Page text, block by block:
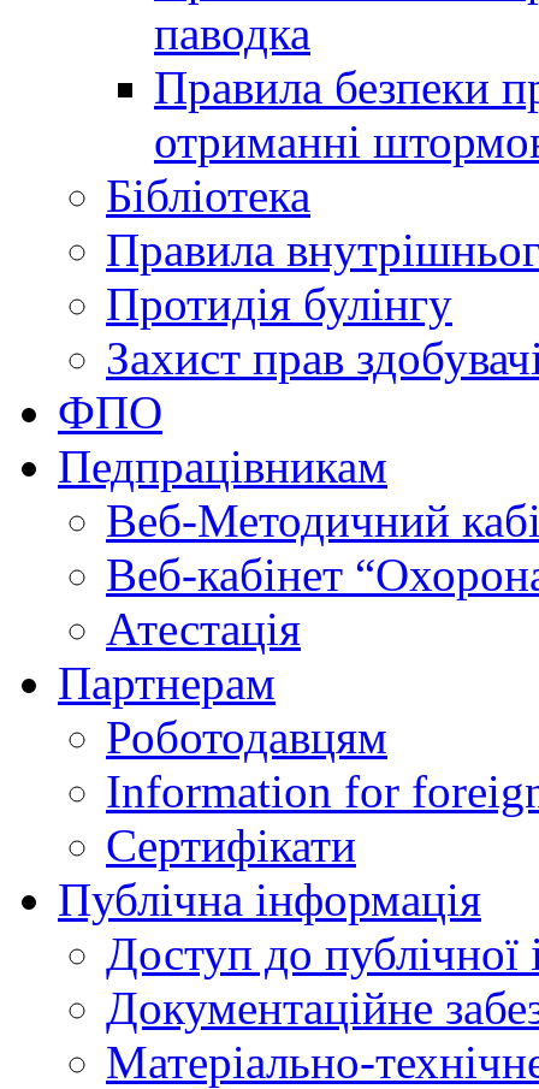
паводка
Правила безпеки
отриманні
Бібліотека
Правила
Протидія булінгу
Захист прав
ФПО
Педпрацівникам
Веб-Методичний
Веб-кабінет
Атестація
Партнерам
Роботодавцям
Information for
Сертифікати
Публічна інформація
Доступ до публічної
Документаційне
Матеріально-